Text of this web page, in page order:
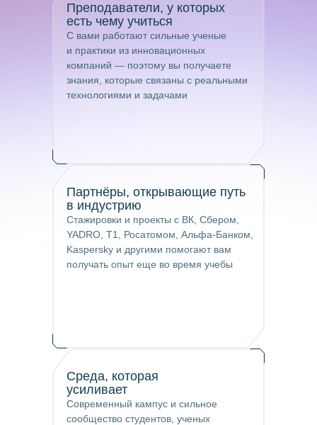
Преподаватели, у которых
есть чему учиться
С вами работают сильные ученые
и практики из инновационных
компаний — поэтому вы получаете
знания, которые связаны с реальными
технологиями и задачами
Партнёры, открывающие путь
в индустрию
Стажировки и проекты с ВК, Сбером,
YADRO, T1, Росатомом, Альфа-Банком,
Kaspersky и другими помогают вам
получать опыт еще во время учебы
Среда, которая
усиливает
Современный кампус и сильное
сообщество студентов, ученых